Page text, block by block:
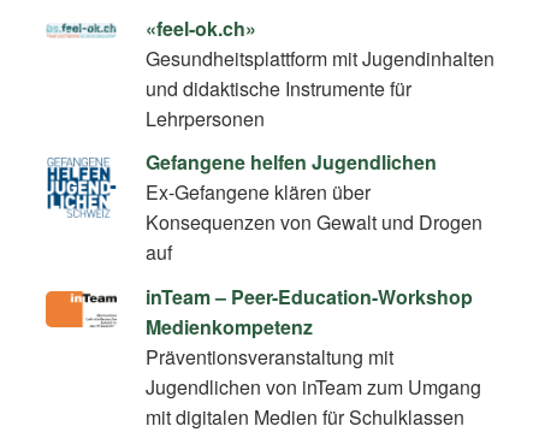
«feel-ok.ch»
Gesundheitsplattform mit Jugendinhalten
und didaktische Instrumente für
Lehrpersonen
Gefangene helfen Jugendlichen
Ex-Gefangene klären über
Konsequenzen von Gewalt und Drogen
auf
inTeam – Peer-Education-Workshop
Medienkompetenz
Präventionsveranstaltung mit
Jugendlichen von inTeam zum Umgang
mit digitalen Medien für Schulklassen